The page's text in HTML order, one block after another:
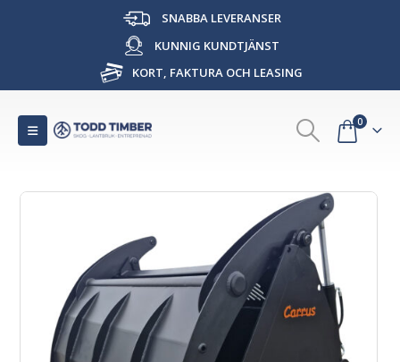
SNABBA LEVERANSER
KUNNIG KUNDTJÄNST
KORT, FAKTURA OCH LEASING
0